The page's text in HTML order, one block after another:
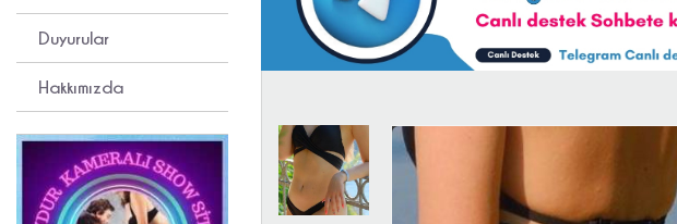
Duyurular
Hakkımızda